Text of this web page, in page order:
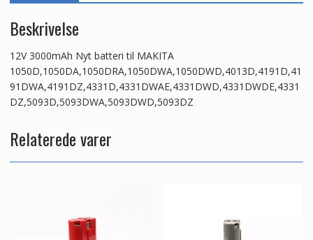
Beskrivelse
12V 3000mAh Nyt batteri til MAKITA
1050D,1050DA,1050DRA,1050DWA,1050DWD,4013D,4191D,41
91DWA,4191DZ,4331D,4331DWAE,4331DWD,4331DWDE,4331
DZ,5093D,5093DWA,5093DWD,5093DZ
Relaterede varer